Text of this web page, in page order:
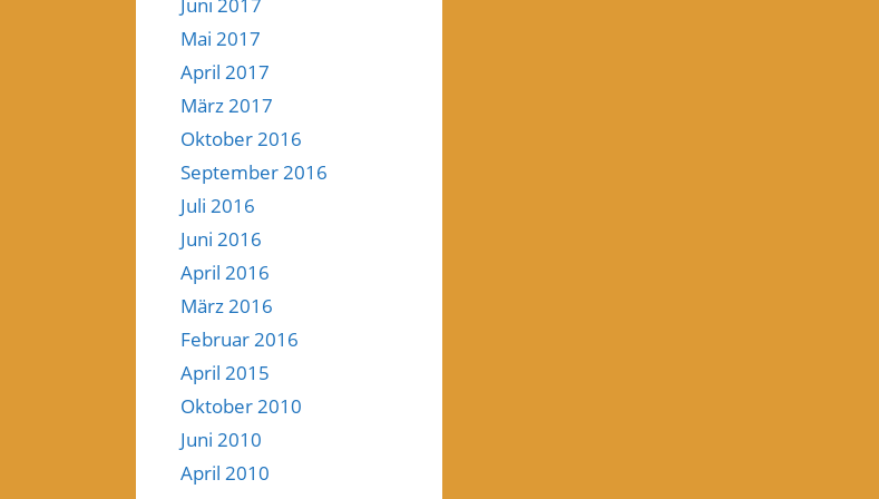
Mai 2017
April 2017
März 2017
Oktober 2016
September 2016
Juli 2016
Juni 2016
April 2016
März 2016
Februar 2016
April 2015
Oktober 2010
Juni 2010
April 2010